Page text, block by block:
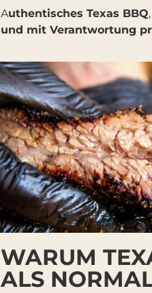
Authentisches Texas BBQ
und mit Verantwortung
WARUM
ALS